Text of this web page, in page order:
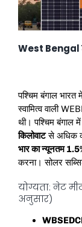
West Bengal
पश्चिम बंगाल भारत
स्वामित्व वाली
थी। पश्चिम बंगाल
किलोवाटसे अधिक
भार का न्यूनतम
करना। सोलर
योग्यता: नेट
अनुसार)